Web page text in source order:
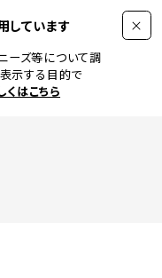
しています
ーズ等について調
示する目的で
くはこちら